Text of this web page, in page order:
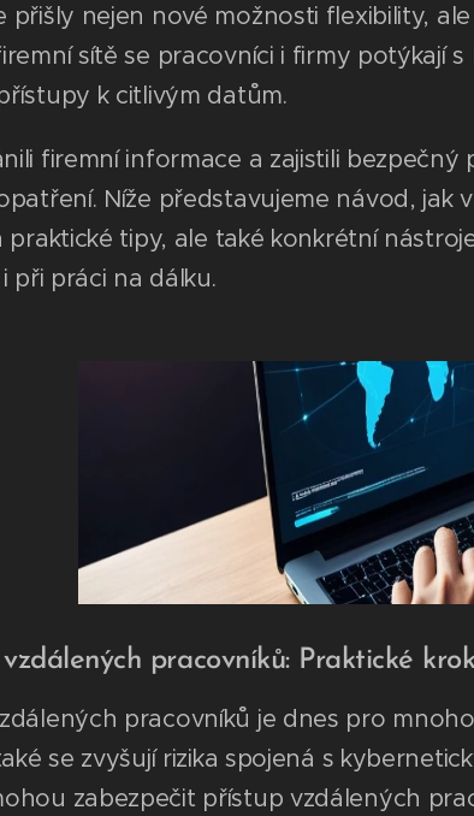
přišly nejen nové možnosti flexibility,
sítě se pracovníci i firmy potýkají
k citlivým datům.
firemní informace a zajistili
Níže představujeme návod,
praktické tipy, ale také konkrétní
při práci na dálku.
pracovníků: Praktické
pracovníků je dnes pro
se zvyšují rizika spojená s
zabezpečit přístup vzdálených